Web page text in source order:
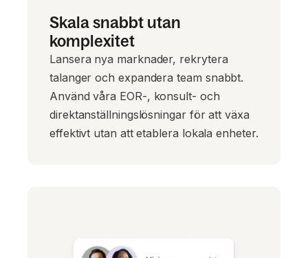
Skala snabbt utan
komplexitet
Lansera nya marknader, rekrytera
talanger och expandera team snabbt.
Använd våra EOR-, konsult- och
direktanställningslösningar för att växa
effektivt utan att etablera lokala enheter.